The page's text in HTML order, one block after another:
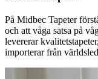
På Midbec Tapeter
och att våga satsa på
levererar
importerar från